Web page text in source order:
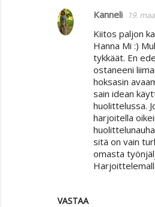
VASTAA
Kanneli 19.
Kiitos paljon
Hanna Mi :)
tykkäät. En
ostaneeni
hoksasin
sain idean
huolittelussa.
harjoitella
sitä on vain
omasta